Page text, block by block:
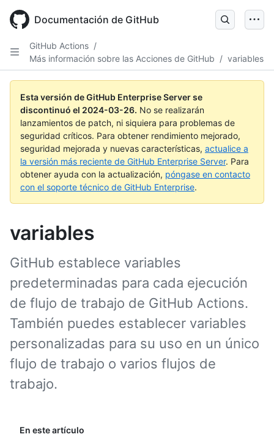
main
Documentación de GitHub
GitHub Actions /
Más información sobre las Acciones de GitHub / variables
Esta versión de GitHub Enterprise Server se
discontinuó el 2024-03-26. No se realizarán
lanzamientos de patch, ni siquiera para problemas de
seguridad críticos. Para obtener rendimiento mejorado,
seguridad mejorada y nuevas características, actualice a
la versión más reciente de GitHub Enterprise Server. Para
obtener ayuda con la actualización, póngase en contacto
con el soporte técnico de GitHub Enterprise.
variables
GitHub establece variables
predeterminadas para cada ejecución
de flujo de trabajo de GitHub Actions.
También puedes establecer variables
personalizadas para su uso en un único
flujo de trabajo o varios flujos de
trabajo.
En este artículo